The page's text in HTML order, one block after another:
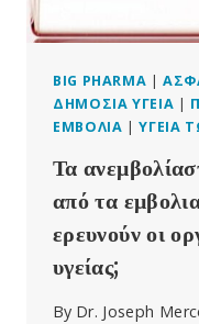
BIG PHARMA |
ΔΗΜΌΣΙΑ ΥΓΕΊΑ |
ΕΜΒΌΛΙΑ |ΥΓΕΊΑ
Τα
από τα
ερευνούν οι
υγείας;
By Dr. Joseph